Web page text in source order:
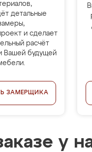
детальные
и сделает
расчёт
Вашей будущей
ЗАМЕРЩИКА
у